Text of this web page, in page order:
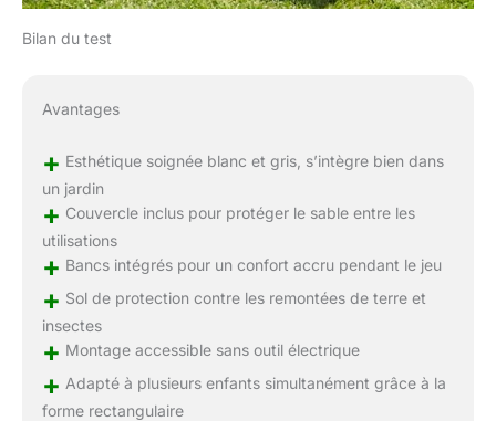
Bilan du test
Avantages
+ Esthétique soignée blanc et gris, s’intègre bien dans
un jardin
+ Couvercle inclus pour protéger le sable entre les
utilisations
+ Bancs intégrés pour un confort accru pendant le jeu
+ Sol de protection contre les remontées de terre et
insectes
+ Montage accessible sans outil électrique
+ Adapté à plusieurs enfants simultanément grâce à la
forme rectangulaire